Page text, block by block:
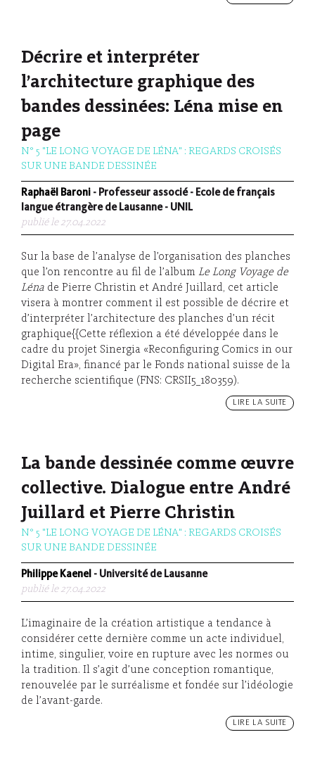
Décrire et interpréter
l’architecture graphique des
bandes dessinées: Léna mise en
page
N° 5 "LE LONG VOYAGE DE LÉNA" : REGARDS CROISÉS
SUR UNE BANDE DESSINÉE
Raphaël Baroni - Professeur associé - Ecole de français
langue étrangère de Lausanne - UNIL
publié le 27.04.2022
Sur la base de l’analyse de l’organisation des planches
que l’on rencontre au fil de l’album Le Long Voyage de
Léna de Pierre Christin et André Juillard, cet article
visera à montrer comment il est possible de décrire et
d’interpréter l’architecture des planches d’un récit
graphique{{Cette réflexion a été développée dans le
cadre du projet Sinergia «Reconfiguring Comics in our
Digital Era», financé par le Fonds national suisse de la
recherche scientifique (FNS: CRSII5_180359).
LIRE LA SUITE
La bande dessinée comme œuvre
collective. Dialogue entre André
Juillard et Pierre Christin
N° 5 "LE LONG VOYAGE DE LÉNA" : REGARDS CROISÉS
SUR UNE BANDE DESSINÉE
Philippe Kaenel - Université de Lausanne
publié le 27.04.2022
L’imaginaire de la création artistique a tendance à
considérer cette dernière comme un acte individuel,
intime, singulier, voire en rupture avec les normes ou
la tradition. Il s’agit d’une conception romantique,
renouvelée par le surréalisme et fondée sur l’idéologie
de l’avant-garde.
LIRE LA SUITE